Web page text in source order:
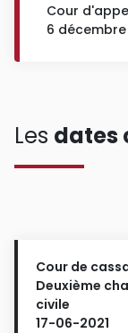
Cour
6 décembre
Les dates
Cour de
Deuxième
civile
17-06-2021